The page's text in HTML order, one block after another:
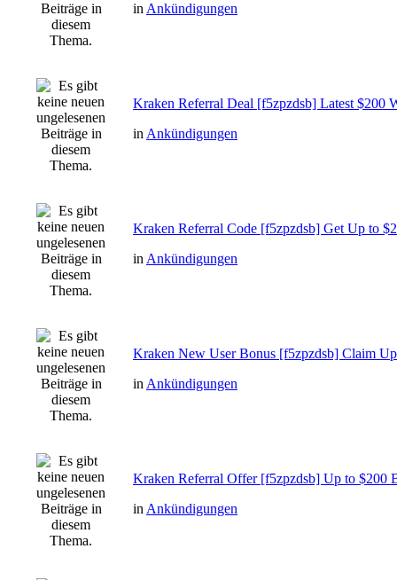
in Ankündigungen
Kraken Referral Deal [f5zpzdsb] Latest $200
in Ankündigungen
Kraken Referral Code [f5zpzdsb] Get Up to
in Ankündigungen
Kraken New User Bonus [f5zpzdsb] Claim
in Ankündigungen
Kraken Referral Offer [f5zpzdsb] Up to $200
in Ankündigungen